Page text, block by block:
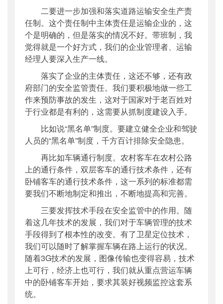
二要进一步加强和落实道路运输安全生产责
任制。这个责任制中主体责任是运输企业的，这
个是明确的，但是落实的情况不好。带班制，我
觉得就是一个好方式，我们的企业管理者、运输
经理人要深入生产一线。
落实了企业的主体责任，这还不够，还有政
府部门的安全监管责任。我们要积极地做一些工
作来预防事故的发生，这对于国家对于老百姓对
于行业都是有利的，这需要从抓制度建设入手。
比如说“黑名单”制度。要建立健全企业和驾驶
人员的“黑名单”制度，千方百计排除安全隐患。
再比如车辆通行制度。农村客车在农村公路
上的通行条件，双层客车的通行技术条件，还有
卧铺客车的通行技术条件，这一系列的标准都需
要我们不断地制定和推出，不断地提高和完善。
三要发挥技术手段在安全监管中的作用。随
着这几年技术的发展，我们对于车辆管理的技术
手段得到了根本性的改变。有了卫星定位技术，
我们可以随时了解掌握车辆在路上运行的状况。
随着3G技术的发展，图像传输也变得容易，技术
上可行，经济上也可行，我们就从重点营运车辆
中的卧铺客车开始，要求其装好视频监控这套系
统。